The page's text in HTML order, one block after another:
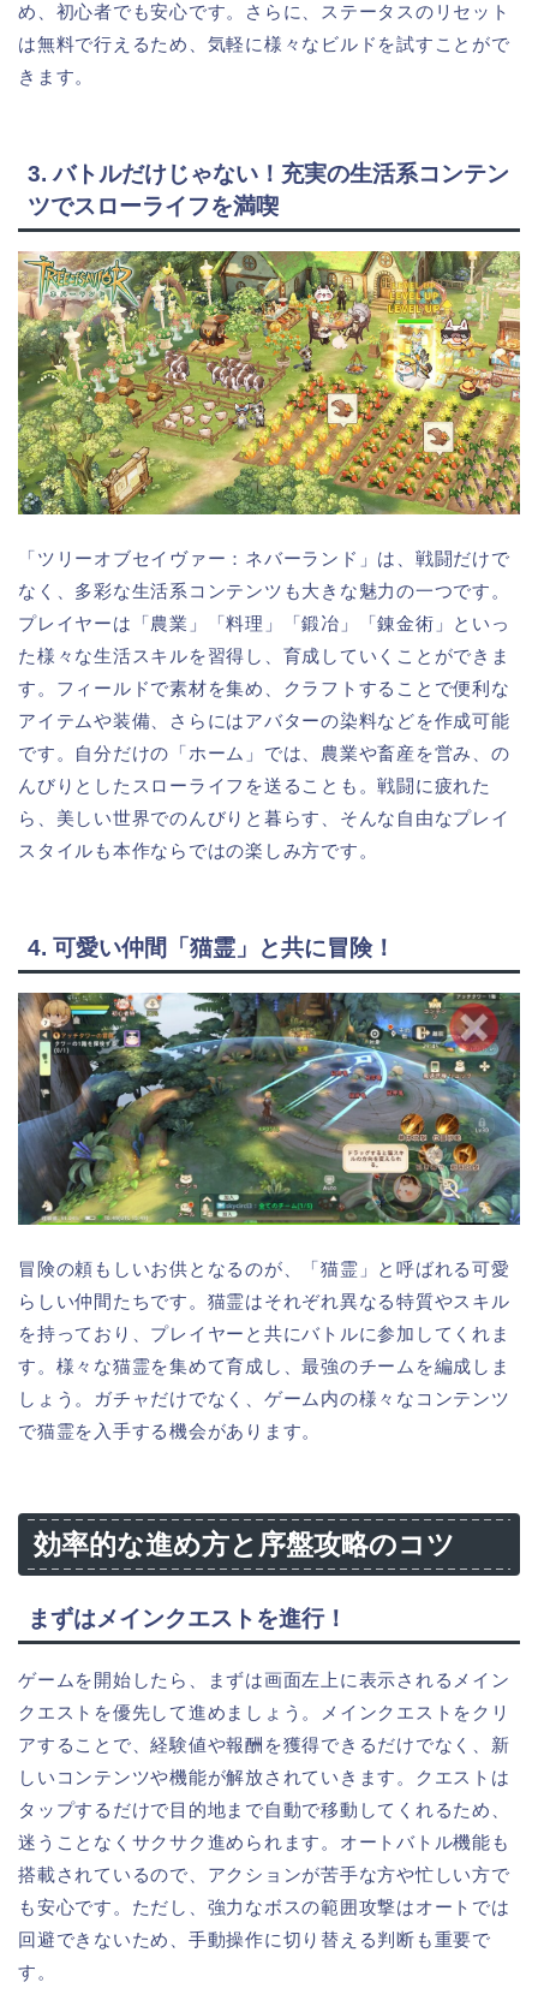
め、初心者でも安心です。さらに、ステータスのリセット
は無料で行えるため、気軽に様々なビルドを試すことがで
きます。
3. バトルだけじゃない！充実の生活系コンテン
ツでスローライフを満喫
「ツリーオブセイヴァー：ネバーランド」は、戦闘だけで
なく、多彩な生活系コンテンツも大きな魅力の一つです。
プレイヤーは「農業」「料理」「鍛冶」「錬金術」といっ
た様々な生活スキルを習得し、育成していくことができま
す。フィールドで素材を集め、クラフトすることで便利な
アイテムや装備、さらにはアバターの染料などを作成可能
です。自分だけの「ホーム」では、農業や畜産を営み、の
んびりとしたスローライフを送ることも。戦闘に疲れた
ら、美しい世界でのんびりと暮らす、そんな自由なプレイ
スタイルも本作ならではの楽しみ方です。
4. 可愛い仲間「猫霊」と共に冒険！
冒険の頼もしいお供となるのが、「猫霊」と呼ばれる可愛
らしい仲間たちです。猫霊はそれぞれ異なる特質やスキル
を持っており、プレイヤーと共にバトルに参加してくれま
す。様々な猫霊を集めて育成し、最強のチームを編成しま
しょう。ガチャだけでなく、ゲーム内の様々なコンテンツ
で猫霊を入手する機会があります。
効率的な進め方と序盤攻略のコツ
まずはメインクエストを進行！
ゲームを開始したら、まずは画面左上に表示されるメイン
クエストを優先して進めましょう。メインクエストをクリ
アすることで、経験値や報酬を獲得できるだけでなく、新
しいコンテンツや機能が解放されていきます。クエストは
タップするだけで目的地まで自動で移動してくれるため、
迷うことなくサクサク進められます。オートバトル機能も
搭載されているので、アクションが苦手な方や忙しい方で
も安心です。ただし、強力なボスの範囲攻撃はオートでは
回避できないため、手動操作に切り替える判断も重要で
す。